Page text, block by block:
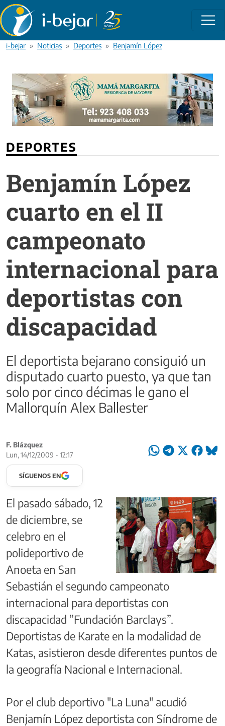
Pasar al contenido principal
i-bejar Noticias Deportes Benjamín López cuarto en el II
DEPORTES
Benjamín López
cuarto en el II
campeonato
internacional para
deportistas con
discapacidad
El deportista bejarano consiguió un
disputado cuarto puesto, ya que tan
solo por cinco décimas le gano el
Mallorquín Alex Ballester
F. Blázquez
Lun, 14/12/2009 - 12:17
SÍGUENOS EN
El pasado sábado, 12
de diciembre, se
celebro en el
polideportivo de
Anoeta en San
Sebastián el segundo campeonato
internacional para deportistas con
discapacidad ”Fundación Barclays”.
Deportistas de Karate en la modalidad de
Katas, asistieron desde diferentes puntos de
la geografía Nacional e Internacional.
Por el club deportivo "La Luna" acudió
Benjamín López deportista con Síndrome de